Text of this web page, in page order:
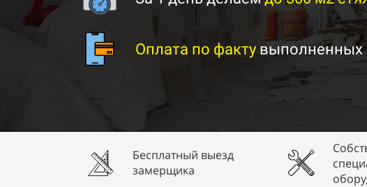
Оплата по факту выполненных
Бесплатный выезд
замерщика